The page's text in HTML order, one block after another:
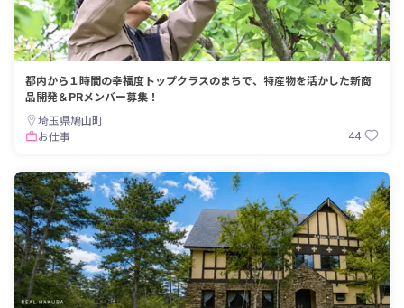
都内から１時間の幸福度トップクラスのまちで、特産物を活かした新商
品開発＆PRメンバー募集！
埼玉県鳩山町
お仕事
44